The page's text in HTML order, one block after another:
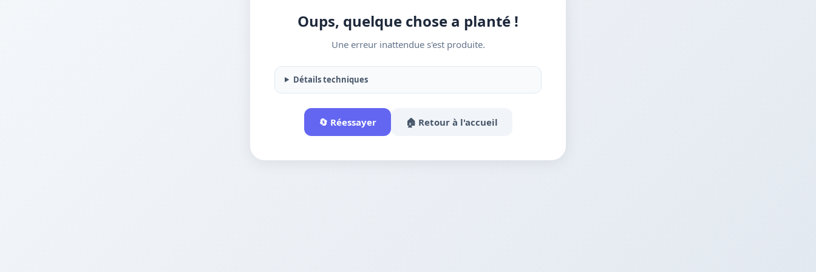
Oups, quelque chose a planté !
Une erreur inattendue s'est produite.
Détails techniques
🔄 Réessayer 🏠 Retour à l'accueil